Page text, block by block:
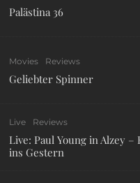
Palästina 36
Movies Reviews
Geliebter Spinner
Live Reviews
Live: Paul Young in Alzey –
ins Gestern